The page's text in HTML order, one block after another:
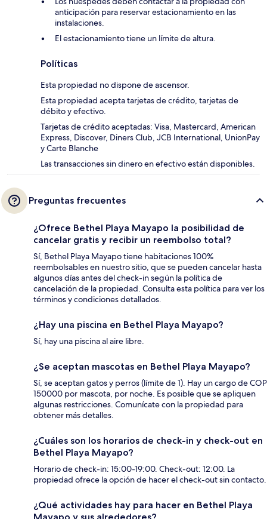
anticipación para reservar estacionamiento en las
instalaciones.
El estacionamiento tiene un límite de altura.
Políticas
Esta propiedad no dispone de ascensor.
Esta propiedad acepta tarjetas de crédito, tarjetas de
débito y efectivo.
Tarjetas de crédito aceptadas: Visa, Mastercard, American
Express, Discover, Diners Club, JCB International, UnionPay
y Carte Blanche
Las transacciones sin dinero en efectivo están disponibles.
Preguntas frecuentes
¿Ofrece Bethel Playa Mayapo la posibilidad de
cancelar gratis y recibir un reembolso total?
Sí, Bethel Playa Mayapo tiene habitaciones 100%
reembolsables en nuestro sitio, que se pueden cancelar hasta
algunos días antes del check-in según la política de
cancelación de la propiedad. Consulta esta política para ver los
términos y condiciones detallados.
¿Hay una piscina en Bethel Playa Mayapo?
Sí, hay una piscina al aire libre.
¿Se aceptan mascotas en Bethel Playa Mayapo?
Sí, se aceptan gatos y perros (límite de 1). Hay un cargo de COP
150000 por mascota, por noche. Es posible que se apliquen
algunas restricciones. Comunícate con la propiedad para
obtener más detalles.
¿Cuáles son los horarios de check-in y check-out en
Bethel Playa Mayapo?
Horario de check-in: 15:00-19:00. Check-out: 12:00. La
propiedad ofrece la opción de hacer el check-out sin contacto.
¿Qué actividades hay para hacer en Bethel Playa